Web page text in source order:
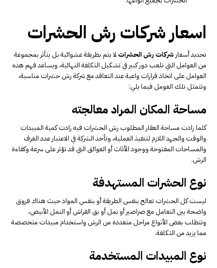
اسعار شركات رش الحشرات
تحديد أسعار شركات رش الحشراتلا يتم بطريقة عشوائية بل يتأثر بمجموعة
من العوامل التي تلعب دور كبير في تشكيل التكلفة النهائية، ويساعد فهم هذه
العوامل على اتخاذ قرارات واعية عند التعاقد مع شركة رش حشرات مناسبة،
وتتمثل تلك العومل فيما يلي:
مساحة المكان المراد معالجته
كلما زادت مساحة العقار المطلوب رش الحشرات فيه زادت كمية المبيدات
والوقت والجهد اللازم لتنفيذ العملية، وتأخذ الشركة في الاعتبار عدد الغرف
والمساحات المفتوحة ووجود الأثاث أو العوائق التي قد تؤثر على سرعة وكفاءة
الرش.
نوع الحشرات المستهدفة
ليست كل الحشرات تعالج بنفس الطريقة أو بنفس المواد حيث هناك فروق
واضحة بين التعامل مع صراصير أو نمل أو بق الفراش أو النمل الأبيض،
وتتطلب بعض الأنواع مراحل متعددة من الرش واستخدام مبيدات متخصصة
مما يزيد من التكلفة.
نوع المبيدات المستخدمة